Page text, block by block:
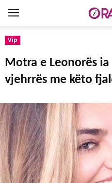
Vip
Motra e Leonorës
vjehrrës me këto